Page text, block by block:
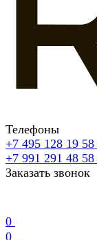
Телефоны
+7 495 128 19 58
+7 991 291 48 58
Заказать звонок
0
0